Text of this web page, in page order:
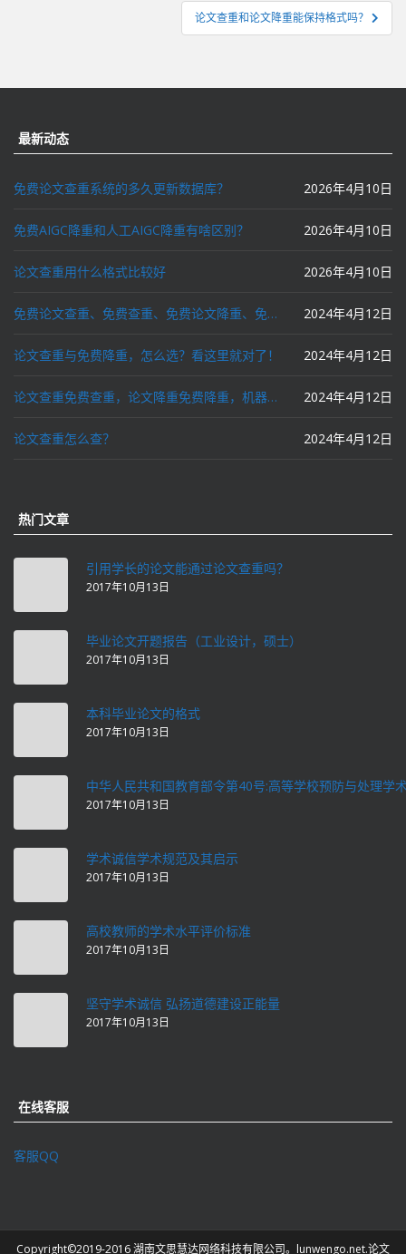
论文查重和论文降重能保持格式吗？
最新动态
免费论文查重系统的多久更新数据库？ 2026年4月10日
免费AIGC降重和人工AIGC降重有啥区别？ 2026年4月10日
论文查重用什么格式比较好 2026年4月10日
免费论文查重、免费查重、免费论文降重、免费降重、智能降重、一键降重、降低AIGC写作率、AI写论文，这些名词你了解吗？ 2024年4月12日
论文查重与免费降重，怎么选？看这里就对了！ 2024年4月12日
论文查重免费查重，论文降重免费降重，机器降重，人工降重，降低AIGC写作率，ai写论文，都要选论文狗和paperdog以及文思慧达！ 2024年4月12日
论文查重怎么查？ 2024年4月12日
热门文章
引用学长的论文能通过论文查重吗？
2017年10月13日
毕业论文开题报告（工业设计，硕士）
2017年10月13日
本科毕业论文的格式
2017年10月13日
中华人民共和国教育部令第40号:高等学校预防与处理学
2017年10月13日
学术诚信学术规范及其启示
2017年10月13日
高校教师的学术水平评价标准
2017年10月13日
坚守学术诚信 弘扬道德建设正能量
2017年10月13日
在线客服
客服QQ
Copyright©2019-2016 湖南文思慧达网络科技有限公司。lunwengo.net.论文